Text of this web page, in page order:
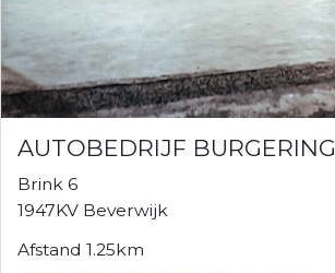
AUTOBEDRIJF BURGERING
Brink 6
1947KV Beverwijk
Afstand 1.25km